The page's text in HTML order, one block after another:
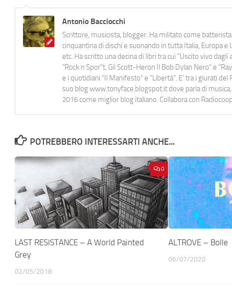
Antonio Bacciocchi
Scrittore, musicista, blogger. Ha militato come
cinquantina di dischi e suonando in tutta Italia, Europa
etc. Ha scritto una decina di libri tra cui "Uscito vivo dagli
"Rock n Spor"t, Gil Scott-Heron Il Bob Dylan Nero" e
e i quotidiani “Il Manifesto” e “Libertà”. E' tra i giurati
suo blog www.tonyface.blogspot.it dove parla di
2016 come miglior blog italiano. Collabora con
POTREBBERO INTERESSARTI ANCHE...
0
LAST RESISTANCE – A World Painted
Grey
02/05/2018
ALTROVE – Bolle
06/07/2020